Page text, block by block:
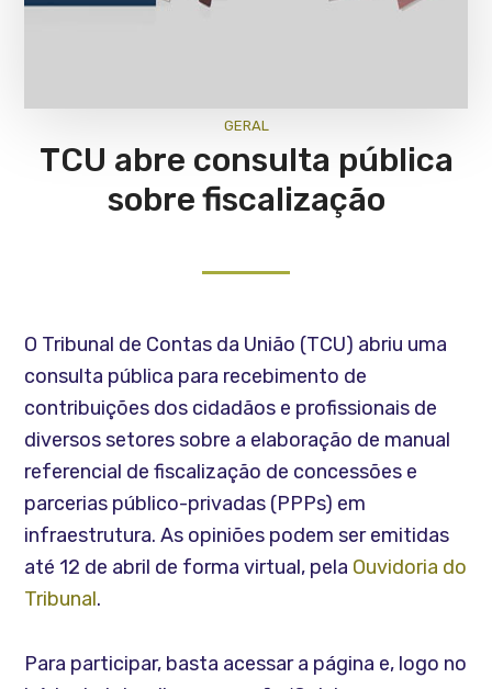
GERAL
TCU abre consulta pública
sobre fiscalização
O Tribunal de Contas da União (TCU) abriu uma
consulta pública para recebimento de
contribuições dos cidadãos e profissionais de
diversos setores sobre a elaboração de manual
referencial de fiscalização de concessões e
parcerias público-privadas (PPPs) em
infraestrutura. As opiniões podem ser emitidas
até 12 de abril de forma virtual, pela Ouvidoria do
Tribunal.
Para participar, basta acessar a página e, logo no